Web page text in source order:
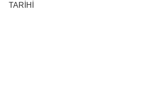
TARİHİ